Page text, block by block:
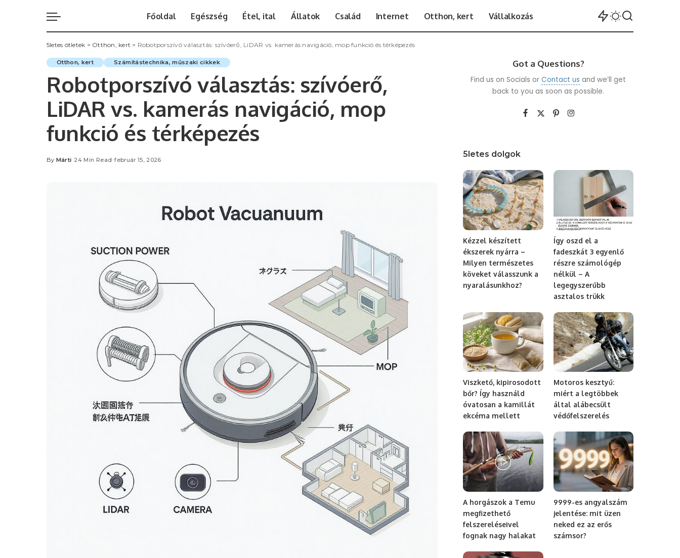
Főoldal Egészség Étel, ital Állatok Család Internet Otthon, kert Vállalkozás
5letes ötletek > Otthon, kert > Robotporszívó választás: szívóerő, LiDAR vs. kamerás navigáció, mop funkció és térképezés
Otthon, kert Számítástechnika, műszaki cikkek
Robotporszívó választás: szívóerő,
LiDAR vs. kamerás navigáció, mop
funkció és térképezés
Posted
By Márti 24 Min Read február 15, 2026
Got a Questions?
Find us on Socials orContact us and we’ll get
back to you as soon as possible.
5letes dolgok
Kézzel készített
ékszerek nyárra –
Milyen természetes
köveket válasszunk a
nyaralásunkhoz?
Így oszd el a
fadeszkát 3 egyenlő
részre számológép
nélkül – A
legegyszerűbb
asztalos trükk
Viszkető, kipirosodott
bőr? Így használd
óvatosan a kamillát
ekcéma mellett
Motoros kesztyű:
miért a legtöbbek
által alábecsült
védőfelszerelés
A horgászok a Temu
megfizethető
felszereléseivel
fognak nagy halakat
9999-es angyalszám
jelentése: mit üzen
neked ez az erős
számsor?